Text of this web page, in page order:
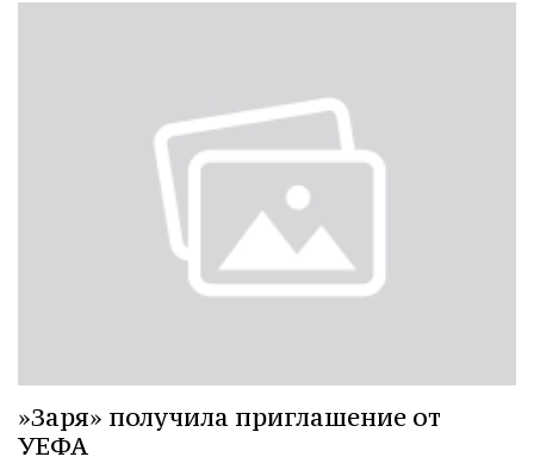
»Заря» получила приглашение от
УЕФА